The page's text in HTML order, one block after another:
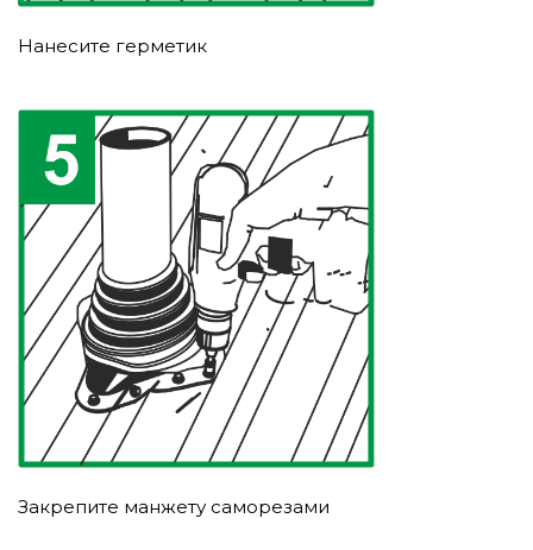
Нанесите герметик
Закрепите манжету саморезами